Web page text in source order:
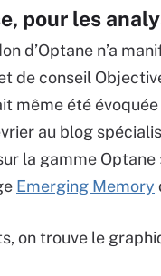
pour les
d’Optane n’a
de conseil
même été évoquée
au blog
la gamme Optane
Emerging Memory
on trouve le